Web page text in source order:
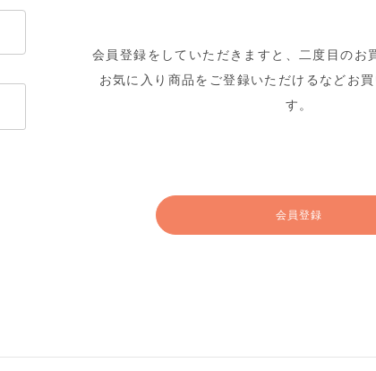
会員登録をしていただきますと、二度目のお
お気に入り商品をご登録いただけるなどお
す。
会員登録